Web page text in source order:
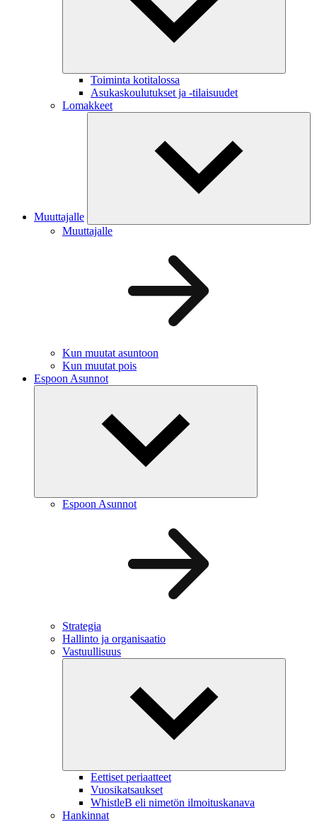
Toiminta kotitalossa
Asukaskoulutukset ja -tilaisuudet
Lomakkeet
Muuttajalle
Muuttajalle
Kun muutat asuntoon
Kun muutat pois
Espoon Asunnot
Espoon Asunnot
Strategia
Hallinto ja organisaatio
Vastuullisuus
Eettiset periaatteet
Vuosikatsaukset
WhistleB eli nimetön ilmoituskanava
Hankinnat